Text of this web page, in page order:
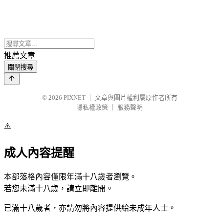
推薦文章
關閉搜尋
© 2026 PIXNET
文章與圖片權利屬原作者所有
隱私權政策
服務聲明
⚠️
成人內容提醒
本部落格內容僅限年滿十八歲者瀏覽。
若您未滿十八歲，請立即離開。
已滿十八歲者，亦請勿將內容提供給未成年人士。